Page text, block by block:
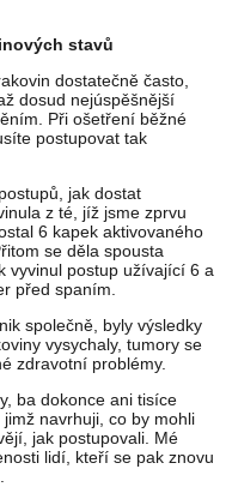
stavů
dostatečně často,
dosud nejúspěšnější
Při ošetření běžné
postupovat tak
jak dostat
z té, jíž jsme zprvu
6 kapek aktivovaného
se děla spousta
vyvinul postup užívající 6 a
před spaním.
společně, byly výsledky
vysychaly, tumory se
zdravotní problémy.
ba dokonce ani tisíce
navrhuji, co by mohli
jak postupovali. Mé
lidí, kteří se pak znovu